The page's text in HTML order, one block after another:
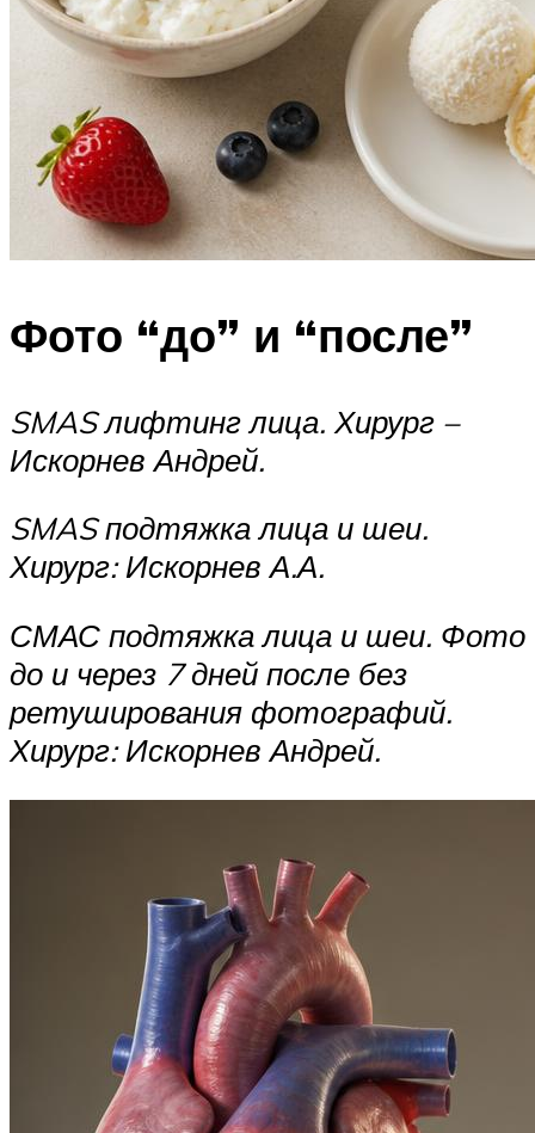
Фото “до” и “после”
SMAS лифтинг лица. Хирург –
Искорнев Андрей.
SMAS подтяжка лица и шеи.
Хирург: Искорнев А.А.
СМАС подтяжка лица и шеи. Фото
до и через 7 дней после без
ретуширования фотографий.
Хирург: Искорнев Андрей.